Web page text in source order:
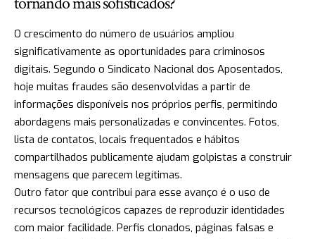
O crescimento do número de usuários ampliou
significativamente as oportunidades para criminosos
digitais. Segundo o Sindicato Nacional dos Aposentados,
hoje muitas fraudes são desenvolvidas a partir de
informações disponíveis nos próprios perfis, permitindo
abordagens mais personalizadas e convincentes. Fotos,
lista de contatos, locais frequentados e hábitos
compartilhados publicamente ajudam golpistas a construir
mensagens que parecem legítimas.
Outro fator que contribui para esse avanço é o uso de
recursos tecnológicos capazes de reproduzir identidades
com maior facilidade. Perfis clonados, páginas falsas e